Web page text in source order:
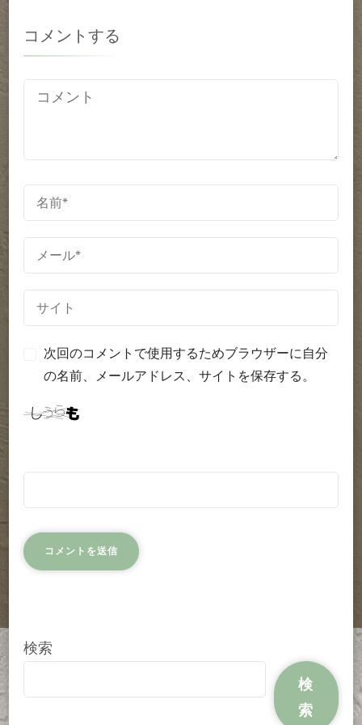
ビ
ゲ
ー
シ
ョ
ン
コメントする
次回のコメントで使用するためブラウザーに自分
の名前、メールアドレス、サイトを保存する。
検索
検
索